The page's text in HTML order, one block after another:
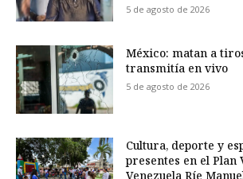
5 de agosto de 2026
México: matan a
transmitía en vivo
5 de agosto de 2026
Cultura, deporte y
presentes en el Plan
Venezuela Ríe